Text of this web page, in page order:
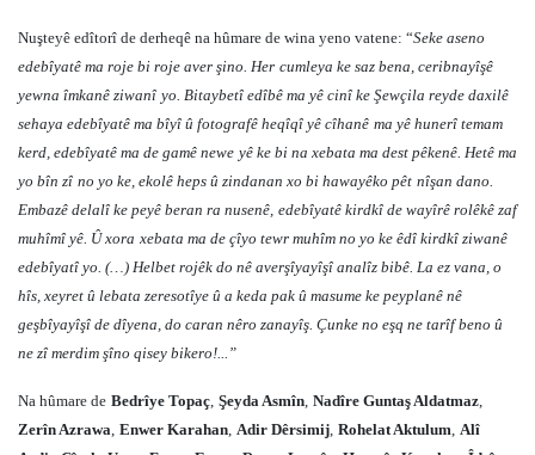
Nuşteyê edîtorî de derheqê na hûmare de wina yeno vatene: “Seke aseno
edebîyatê ma roje bi roje aver şino. Her cumleya ke saz bena, ceribnayîşê
yewna îmkanê ziwanî yo. Bitaybetî edîbê ma yê cinî ke Şewçila reyde daxilê
sehaya edebîyatê ma bîyî û fotografê heqîqî yê cîhanê ma yê hunerî temam
kerd, edebîyatê ma de gamê newe yê ke bi na xebata ma dest pêkenê. Hetê ma
yo bîn zî no yo ke, ekolê heps û zindanan xo bi hawayêko pêt nîşan dano.
Embazê delalî ke peyê beran ra nusenê, edebîyatê kirdkî de wayîrê rolêkê zaf
muhîmî yê. Û xora xebata ma de çîyo tewr muhîm no yo ke êdî kirdkî ziwanê
edebîyatî yo. (…) Helbet rojêk do nê averşîyayîşî analîz bibê. La ez vana, o
hîs, xeyret û lebata zeresotîye û a keda pak û masume ke peyplanê nê
geşbîyayîşî de dîyena, do caran nêro zanayîş. Çunke no eşq ne tarîf beno û
ne zî merdim şîno qisey bikero!...”
Na hûmare de Bedrîye Topaç, Şeyda Asmîn, Nadîre Guntaş Aldatmaz,
Zerîn Azrawa, Enwer Karahan, Adir Dêrsimij, Rohelat Aktulum, Alî